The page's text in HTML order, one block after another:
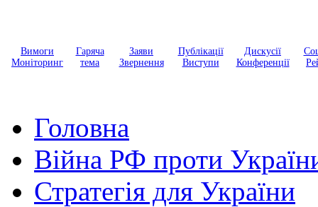
Вимоги
Моніторинг
Гаряча
тема
Заяви
Звернення
Публікації
Виступи
Дискусії
Конференції
Головна
Війна РФ проти
Стратегія для України